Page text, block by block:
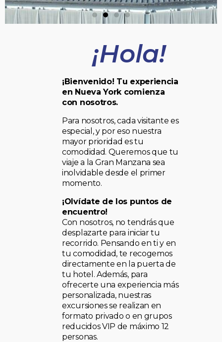
¡Hola!
¡Bienvenido! Tu experiencia
en Nueva York comienza
con nosotros.
Para nosotros, cada visitante es
especial, y por eso nuestra
mayor prioridad es tu
comodidad. Queremos que tu
viaje a la Gran Manzana sea
inolvidable desde el primer
momento.
¡Olvídate de los puntos de
encuentro!
Con nosotros, no tendrás que
desplazarte para iniciar tu
recorrido. Pensando en ti y en
tu comodidad, te recogemos
directamente en la puerta de
tu hotel. Además, para
ofrecerte una experiencia más
personalizada, nuestras
excursiones se realizan en
formato privado o en grupos
reducidos VIP de máximo 12
personas.